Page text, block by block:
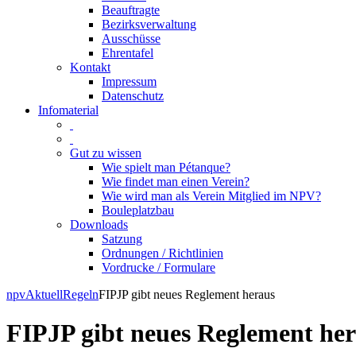
Beauftragte
Bezirksverwaltung
Ausschüsse
Ehrentafel
Kontakt
Impressum
Datenschutz
Infomaterial
Gut zu wissen
Wie spielt man Pétanque?
Wie findet man einen Verein?
Wie wird man als Verein Mitglied im NPV?
Bouleplatzbau
Downloads
Satzung
Ordnungen / Richtlinien
Vordrucke / Formulare
Skip
content
npvAktuellRegelnFIPJP gibt neues Reglement heraus
FIPJP gibt neues Reglement